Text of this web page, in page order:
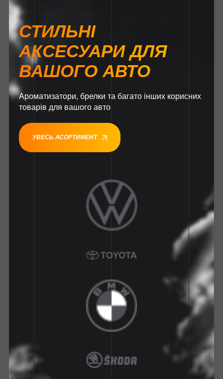
СТИЛЬНІ
АКСЕСУАРИ ДЛЯ
ВАШОГО АВТО
Ароматизатори, брелки та багато інших корисних
товарів для вашого авто
УВЕСЬ АСОРТИМЕНТ